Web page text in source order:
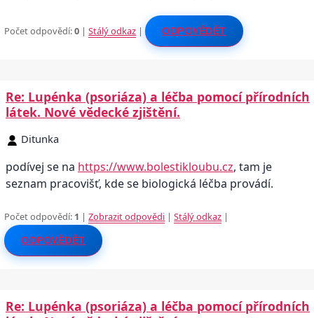
Počet odpovědí:0 |Stálý odkaz | ODPOVĚDĚT
Re: Lupénka (psoriáza) a léčba pomocí přírodních
látek. Nové vědecké zjištění.
Ditunka
podívej se na https://www.bolestikloubu.cz, tam je
seznam pracovišť, kde se biologická léčba provádí.
Počet odpovědí: 1 |Zobrazit odpovědi |Stálý odkaz |
ODPOVĚDĚT
Re: Lupénka (psoriáza) a léčba pomocí přírodních